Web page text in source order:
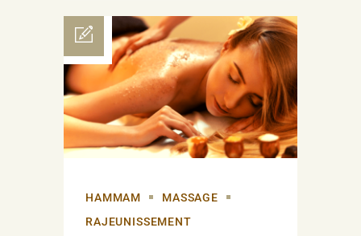
HAMMAM
MASSAGE
RAJEUNISSEMENT